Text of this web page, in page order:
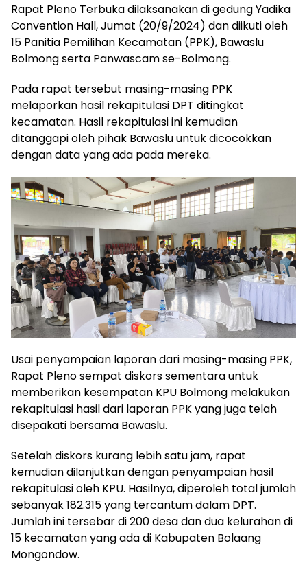
Rapat Pleno Terbuka dilaksanakan di gedung Yadika
Convention Hall, Jumat (20/9/2024) dan diikuti oleh
15 Panitia Pemilihan Kecamatan (PPK), Bawaslu
Bolmong serta Panwascam se-Bolmong.
Pada rapat tersebut masing-masing PPK
melaporkan hasil rekapitulasi DPT ditingkat
kecamatan. Hasil rekapitulasi ini kemudian
ditanggapi oleh pihak Bawaslu untuk dicocokkan
dengan data yang ada pada mereka.
Usai penyampaian laporan dari masing-masing PPK,
Rapat Pleno sempat diskors sementara untuk
memberikan kesempatan KPU Bolmong melakukan
rekapitulasi hasil dari laporan PPK yang juga telah
disepakati bersama Bawaslu.
Setelah diskors kurang lebih satu jam, rapat
kemudian dilanjutkan dengan penyampaian hasil
rekapitulasi oleh KPU. Hasilnya, diperoleh total jumlah
sebanyak 182.315 yang tercantum dalam DPT.
Jumlah ini tersebar di 200 desa dan dua kelurahan di
15 kecamatan yang ada di Kabupaten Bolaang
Mongondow.